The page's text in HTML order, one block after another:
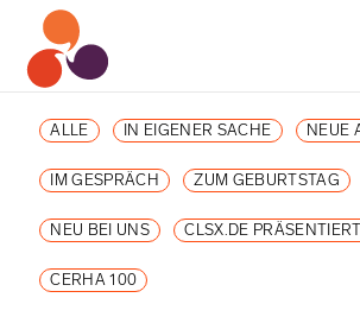
ALLE IN EIGENER SACHE NEUE
IM GESPRÄCH ZUM GEBURTSTAG
NEU BEI UNS CLSX.DE PRÄSENTIERT
CERHA 100